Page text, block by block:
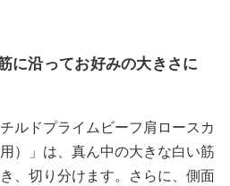
に沿ってお好みの大きさに
ルドプライムビーフ肩ロースカ
）」は、真ん中の大きな白い筋
、切り分けます。さらに、側面